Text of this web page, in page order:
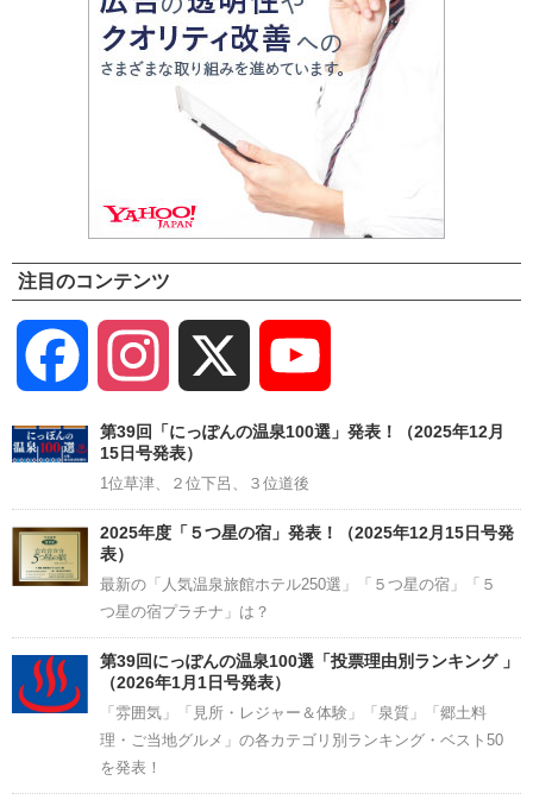
注目のコンテンツ
Facebook Instagram
Channel
第39回「にっぽんの温泉100選」発表！（2025年12月
15日号発表）
1位草津、２位下呂、３位道後
2025年度「５つ星の宿」発表！（2025年12月15日号発
表）
最新の「人気温泉旅館ホテル250選」「５つ星の宿」「５
つ星の宿プラチナ」は？
第39回にっぽんの温泉100選「投票理由別ランキング 」
（2026年1月1日号発表）
「雰囲気」「見所・レジャー＆体験」「泉質」「郷土料
理・ご当地グルメ」の各カテゴリ別ランキング・ベスト50
を発表！